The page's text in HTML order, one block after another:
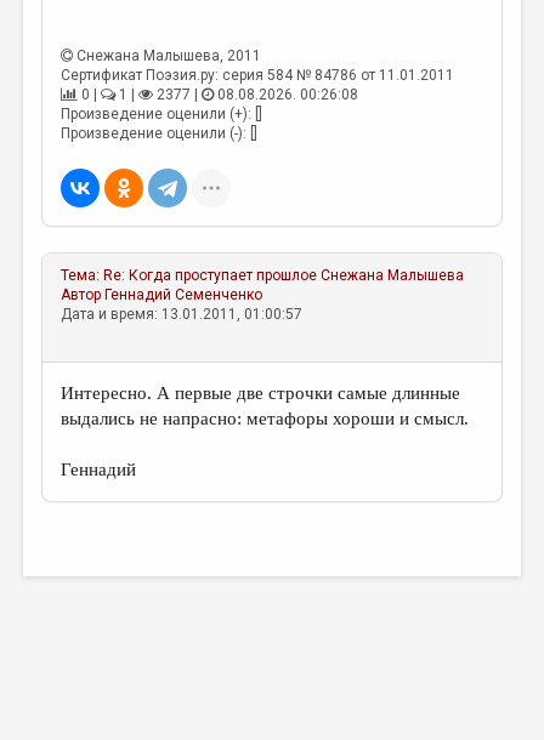
КОЛОНКА РЕДАКТОРА
РЕДКОЛЛЕГИЯ
МАЛАЯ ПРОЗА
ЭССЕИСТИКА
ЛИТЕРАТУРОВЕДЕНИЕ
РЕЦЕНЗИРОВАНИЕ
ЦИКЛЫ ПУБЛИКАЦИЙ
ТРЕДИАКОВСКИЙ
Снежана Малышева, 2011
Сертификат Поэзия.ру: серия 584 № 84786 от 11.01.2011
0 |
1 | 2377 |
08.08.2026. 00:26:08
Произведение оценили (+): []
Произведение оценили (-): []
Тема: Re: Когда проступает прошлое Снежана Малышева
Автор Геннадий Семенченко
Дата и время: 13.01.2011, 01:00:57
Интересно. А первые две строчки самые длинные
выдались не напрасно: метафоры хороши и смысл.
Геннадий